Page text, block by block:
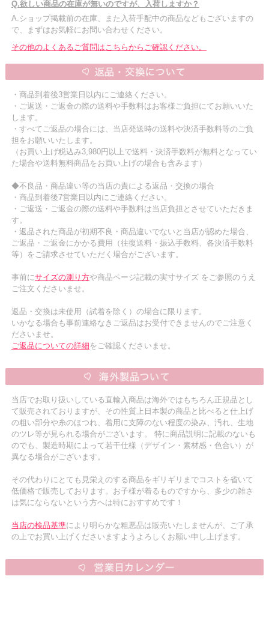
Q.欲しい商品の在庫が無いのですが、入荷しますか？
A.ショップ掲載前の在庫、また入荷手配中の商品などもございますの
で、まずはお気軽にお問い合わせください。
その他のよくあるご質問はこちらからご確認ください。
・商品到着後3営業日以内にご連絡ください。
・ご返送・ご返金の際の送料や手数料はお客様ご負担にてお願いいた
します。
・すべてご返品の場合には、当店発送時の送料や決済手数料等のご負
担をお願いいたします。
（お買い上げ税込み3,980円以上で送料・決済手数料が無料となってい
た場合や送料無料商品をお買い上げの場合も含みます）
◆不良品・商品違い等の当店の責による返品・交換の場合
・商品到着後7営業日以内にご連絡ください。
・ご返送・ご返金の際の送料や手数料は当店負担とさせていただきま
す。
・返品された商品が初期不良・商品違いでないと当店が認めた場合、
ご返品・ご返金にかかる費用（往復送料・振込手数料、各決済手数料
等）をご請求させていただく場合がございます。
事前にサイズの測り方や商品ページ記載の実寸サイズ をご参照のうえ
ご注文くださいませ。
返品・交換は未使用（試着を除く）の場合に限ります。
いかなる場合も事前連絡なきご返品はお受付できませんのでご注意く
ださいませ。
ご返品についての詳細をご確認くださいませ。
当店でお取り扱いしている直輸入商品は海外ではもちろん正規品とし
て販売されておりますが、その性質上日本製の商品と比べると仕上げ
の粗い部分や糸のほつれ、着用に支障のない程度の染み、汚れ、生地
のツレ等が見られる場合がございます。 特に商品説明に記載のないも
のでも、製造時期によって若干仕様（デザイン・素材感・色合い）が
異なる場合がございます。
その代わりにとても見栄えのする商品をギリギリまでコストを省いて
低価格で販売しております。お子様が着るものですから、多少の雑さ
は気にならないという方へは特におすすめです！
当店の検品基準により明らかな粗悪品は販売いたしませんが、ご了承
の上でお買い上げくださいますようよろしくお願い申し上げます。